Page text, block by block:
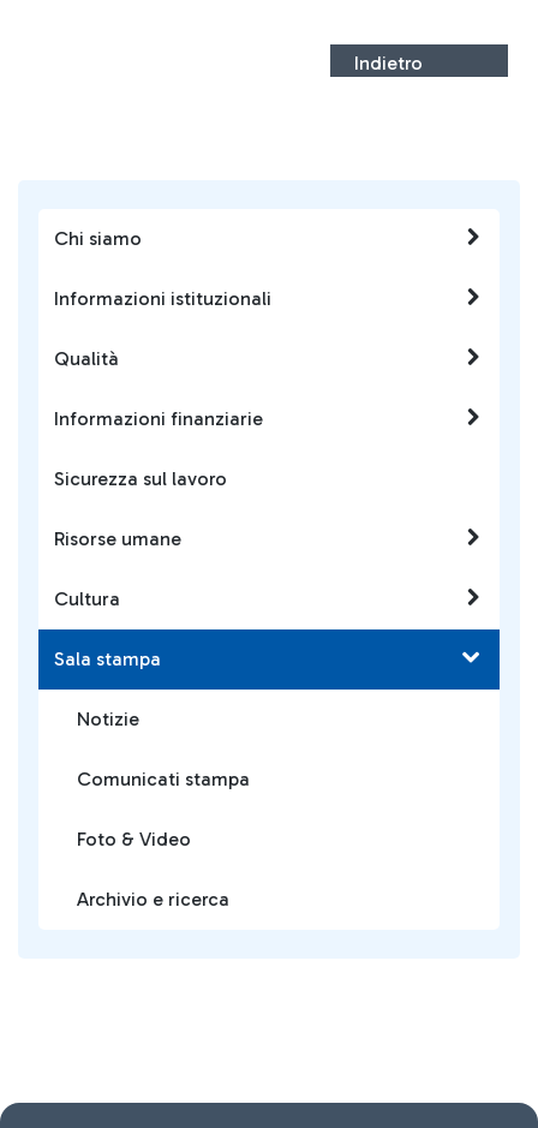
Chi siamo
Informazioni istituzionali
Qualità
Informazioni finanziarie
Sicurezza sul lavoro
Risorse umane
Cultura
Sala stampa
Notizie
Comunicati stampa
Foto & Video
Archivio e ricerca
Indietro